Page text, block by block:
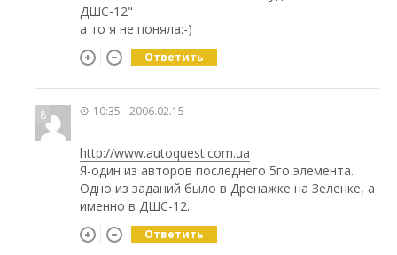
ДШС-12"
а то я не поняла:-)
Ответить
8 10:35 2006.02.15
http://www.autoquest.com.ua
Я-один из авторов последнего 5го элемента.
Одно из заданий было в Дренажке на Зеленке, а
именно в ДШС-12.
Ответить